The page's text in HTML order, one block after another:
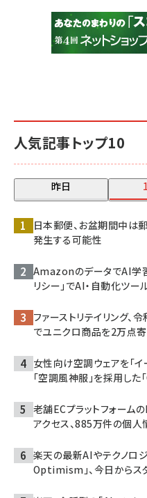
人気記事トップ10
昨日
日本郵便、お盆期間中は
発生する可能性
AmazonのデータでAI学
リシー」でAI・自動化ツ
ファーストリテイリング
でユニクロ商品を2万点
女性向け空調ウェアを「
「空調風神服」を採用した
老舗ECプラットフォームの
アクセス、885万件の個
楽天の最新AIやテクノロ
Optimism」、今日からス